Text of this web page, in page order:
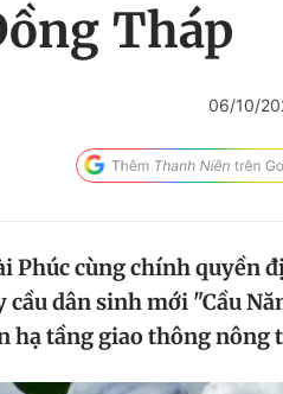
Tháp
06/10/
Phúc cùng chính quyền
dân sinh mới "Cầu
hạ tầng giao thông nông